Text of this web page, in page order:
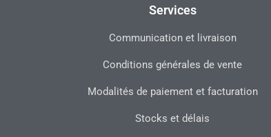
Services
Communication et livraison
Conditions générales de vente
Modalités de paiement et facturation
Stocks et délais